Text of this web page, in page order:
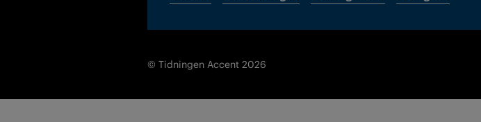
© Tidningen Accent 2026